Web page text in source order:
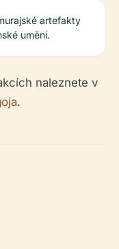
artefakty
umění.
naleznete v
.